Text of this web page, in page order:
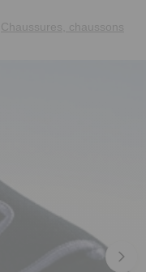
Chaussures, chaussons